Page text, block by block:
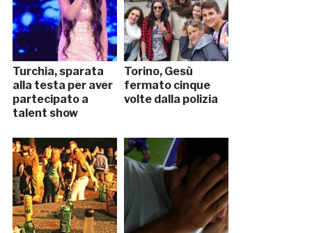
Turchia, sparata
alla testa per aver
partecipato a
talent show
Torino, Gesù
fermato cinque
volte dalla polizia